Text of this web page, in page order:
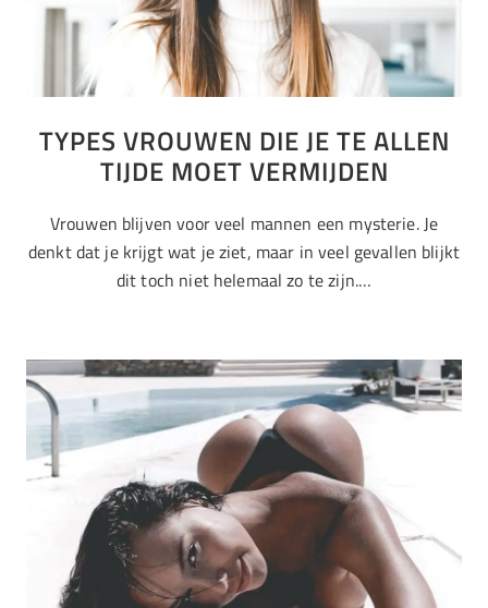
TYPES VROUWEN DIE JE TE ALLEN
TIJDE MOET VERMIJDEN
Vrouwen blijven voor veel mannen een mysterie. Je
denkt dat je krijgt wat je ziet, maar in veel gevallen blijkt
dit toch niet helemaal zo te zijn.…